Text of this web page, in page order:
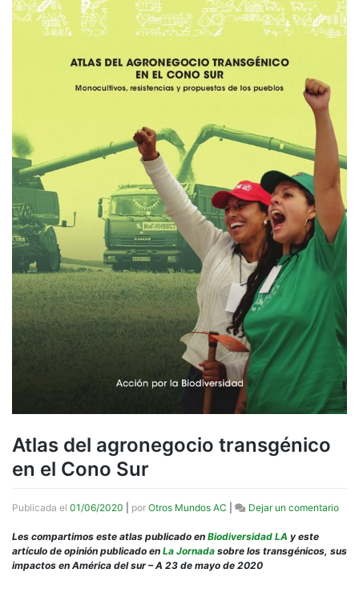
Atlas del agronegocio transgénico
en el Cono Sur
Publicada el 01/06/2020 por Otros Mundos AC Dejar un comentarioen
Les compartimos este atlas publicado en Biodiversidad LA y este
artículo de opinión publicado en La Jornada sobre los transgénicos, sus
impactos en América del sur – A 23 de mayo de 2020